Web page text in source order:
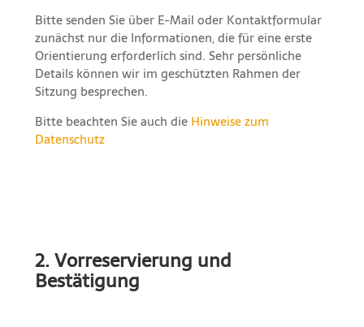
Bitte senden Sie über E-Mail oder Kontaktformular
zunächst nur die Informationen, die für eine erste
Orientierung erforderlich sind. Sehr persönliche
Details können wir im geschützten Rahmen der
Sitzung besprechen.
Bitte beachten Sie auch die Hinweise zum
Datenschutz
2. Vorreservierung und
Bestätigung